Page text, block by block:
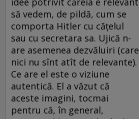
să vedem, de pildă, cum se
comporta Hitler cu căţelul
sau cu secretara sa. Ujică n-
are asemenea dezvăluiri (care
nici nu sînt atît de relevante).
Ce are el este o viziune
autentică. El a văzut că
aceste imagini, tocmai
pentru că, în general,